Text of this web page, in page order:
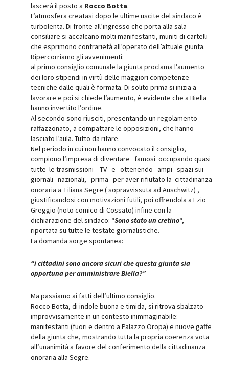
lascerà il posto a Rocco Botta.
L’atmosfera creatasi dopo le ultime uscite del sindaco è
turbolenta. Di fronte all’ingresso che porta alla sala
consiliare si accalcano molti manifestanti, muniti di cartelli
che esprimono contrarietà all’operato dell’attuale giunta.
Ripercorriamo gli avvenimenti:
al primo consiglio comunale la giunta proclama l’aumento
dei loro stipendi in virtù delle maggiori competenze
tecniche dalle quali è formata. Di solito prima si inizia a
lavorare e poi si chiede l’aumento, è evidente che a Biella
hanno invertito l’ordine.
Al secondo sono riusciti, presentando un regolamento
raffazzonato, a compattare le opposizioni, che hanno
lasciato l’aula. Tutto da rifare.
Nel periodo in cui non hanno convocato il consiglio,
compiono l’impresa di diventare famosi occupando quasi
tutte le trasmissioni TV e ottenendo ampi spazi sui
giornali nazionali, prima per aver rifiutato la cittadinanza
onoraria a Liliana Segre ( sopravvissuta ad Auschwitz) ,
giustificandosi con motivazioni futili, poi offrendola a Ezio
Greggio (noto comico di Cossato) infine con la
dichiarazione del sindaco: “Sono stato un cretino“,
riportata su tutte le testate giornalistiche.
La domanda sorge spontanea:
“i cittadini sono ancora sicuri che questa giunta sia
opportuna per amministrare Biella?”
Ma passiamo ai fatti dell’ultimo consiglio.
Rocco Botta, di indole buona e timida, si ritrova sbalzato
improvvisamente in un contesto inimmaginabile:
manifestanti (fuori e dentro a Palazzo Oropa) e nuove gaffe
della giunta che, mostrando tutta la propria coerenza vota
all’unanimità a favore del conferimento della cittadinanza
onoraria alla Segre.